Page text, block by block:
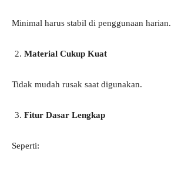
Minimal harus stabil di penggunaan harian.
Material Cukup Kuat
Tidak mudah rusak saat digunakan.
Fitur Dasar Lengkap
Seperti: